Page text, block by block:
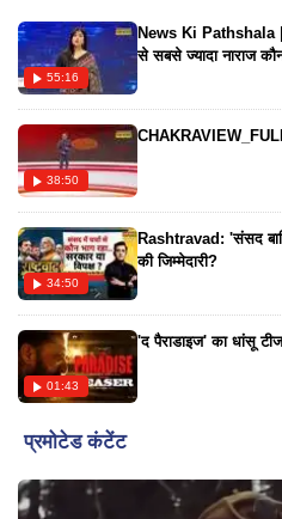
बूढ़े हो गए हैं।
55:16
News Ki Pathshala
से सबसे ज्यादा नाराज
38:50
34:50
Rashtravad: 'संसद
की जिम्मेदारी?
01:43
'द पैराडाइज' का धांसू